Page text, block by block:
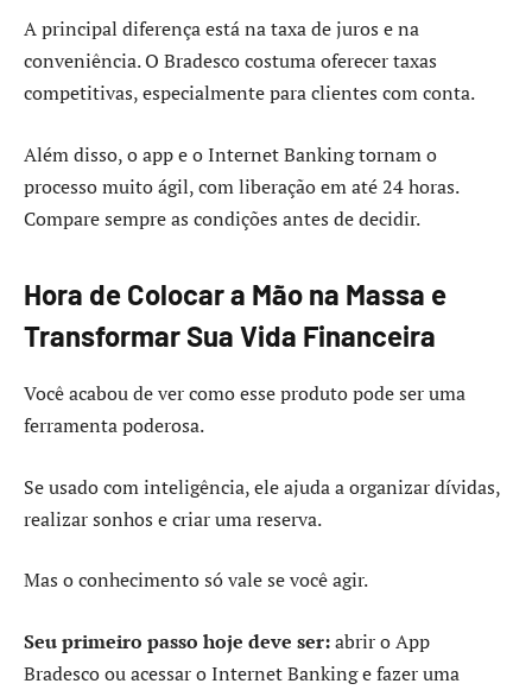
A principal diferença está na taxa de juros e na
conveniência. O Bradesco costuma oferecer taxas
competitivas, especialmente para clientes com conta.
Além disso, o app e o Internet Banking tornam o
processo muito ágil, com liberação em até 24 horas.
Compare sempre as condições antes de decidir.
Hora de Colocar a Mão na Massa e
Transformar Sua Vida Financeira
Você acabou de ver como esse produto pode ser uma
ferramenta poderosa.
Se usado com inteligência, ele ajuda a organizar dívidas,
realizar sonhos e criar uma reserva.
Mas o conhecimento só vale se você agir.
Seu primeiro passo hoje deve ser:abrir o App
Bradesco ou acessar o Internet Banking e fazer uma